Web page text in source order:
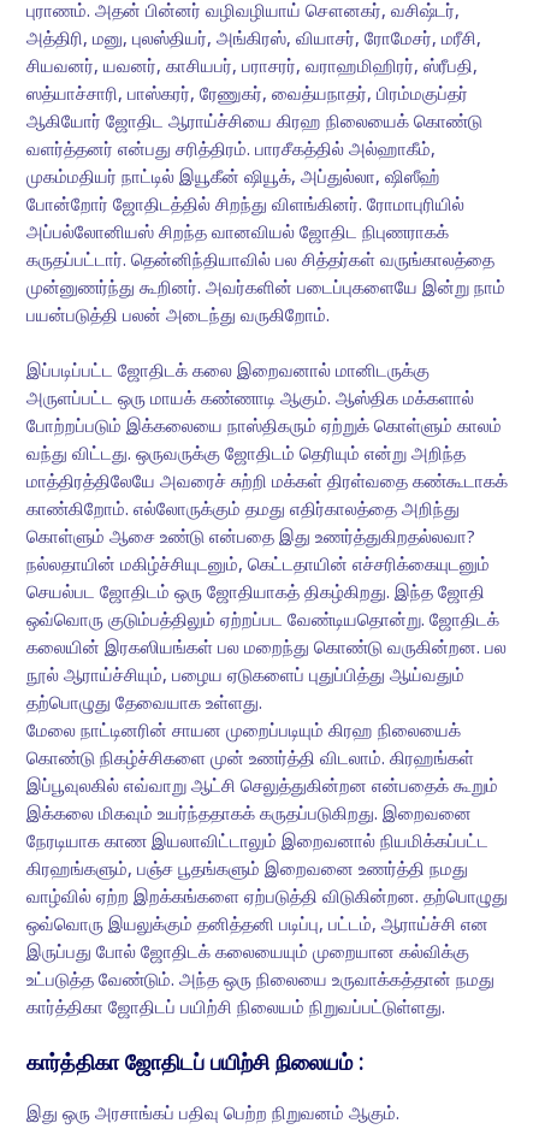
புராணம். அதன் பின்னர் வழிவழியாய் சௌனகர், வசிஷ்டர்,
அத்திரி, மனு, புலஸ்தியர், அங்கிரஸ், வியாசர், ரோமேசர், மரீசி,
சியவனர், யவனர், காசியபர், பராசரர், வராஹமிஹிரர், ஸ்ரீபதி,
ஸத்யாச்சாரி, பாஸ்கரர், ரேணுகர், வைத்யநாதர், பிரம்மகுப்தர்
ஆகியோர் ஜோதிட ஆராய்ச்சியை கிரஹ நிலையைக் கொண்டு
வளர்த்தனர் என்பது சரித்திரம். பாரசீகத்தில் அல்ஹாகீம்,
முகம்மதியர் நாட்டில் இயூகீன் ஷியூக், அப்துல்லா, ஷிஸீஹ்
போன்றோர் ஜோதிடத்தில் சிறந்து விளங்கினர். ரோமாபுரியில்
அப்பல்லோனியஸ் சிறந்த வானவியல் ஜோதிட நிபுணராகக்
கருதப்பட்டார். தென்னிந்தியாவில் பல சித்தர்கள் வருங்காலத்தை
முன்னுணர்ந்து கூறினர். அவர்களின் படைப்புகளையே இன்று நாம்
பயன்படுத்தி பலன் அடைந்து வருகிறோம்.
இப்படிப்பட்ட ஜோதிடக் கலை இறைவனால் மானிடருக்கு
அருளப்பட்ட ஒரு மாயக் கண்ணாடி ஆகும். ஆஸ்திக மக்களால்
போற்றப்படும் இக்கலையை நாஸ்திகரும் ஏற்றுக் கொள்ளும் காலம்
வந்து விட்டது. ஒருவருக்கு ஜோதிடம் தெரியும் என்று அறிந்த
மாத்திரத்திலேயே அவரைச் சுற்றி மக்கள் திரள்வதை கண்கூடாகக்
காண்கிறோம். எல்லோருக்கும் தமது எதிர்காலத்தை அறிந்து
கொள்ளும் ஆசை உண்டு என்பதை இது உணர்த்துகிறதல்லவா?
நல்லதாயின் மகிழ்ச்சியுடனும், கெட்டதாயின் எச்சரிக்கையுடனும்
செயல்பட ஜோதிடம் ஒரு ஜோதியாகத் திகழ்கிறது. இந்த ஜோதி
ஒவ்வொரு குடும்பத்திலும் ஏற்றப்பட வேண்டியதொன்று. ஜோதிடக்
கலையின் இரகஸியங்கள் பல மறைந்து கொண்டு வருகின்றன. பல
நூல் ஆராய்ச்சியும், பழைய ஏடுகளைப் புதுப்பித்து ஆய்வதும்
தற்பொழுது தேவையாக உள்ளது.
மேலை நாட்டினரின் சாயன முறைப்படியும் கிரஹ நிலையைக்
கொண்டு நிகழ்ச்சிகளை முன் உணர்த்தி விடலாம். கிரஹங்கள்
இப்பூவுலகில் எவ்வாறு ஆட்சி செலுத்துகின்றன என்பதைக் கூறும்
இக்கலை மிகவும் உயர்ந்ததாகக் கருதப்படுகிறது. இறைவனை
நேரடியாக காண இயலாவிட்டாலும் இறைவனால் நியமிக்கப்பட்ட
கிரஹங்களும், பஞ்ச பூதங்களும் இறைவனை உணர்த்தி நமது
வாழ்வில் ஏற்ற இறக்கங்களை ஏற்படுத்தி விடுகின்றன. தற்பொழுது
ஒவ்வொரு இயலுக்கும் தனித்தனி படிப்பு, பட்டம், ஆராய்ச்சி என
இருப்பது போல் ஜோதிடக் கலையையும் முறையான கல்விக்கு
உட்படுத்த வேண்டும். அந்த ஒரு நிலையை உருவாக்கத்தான் நமது
கார்த்திகா ஜோதிடப் பயிற்சி நிலையம் நிறுவப்பட்டுள்ளது.
கார்த்திகா ஜோதிடப் பயிற்சி நிலையம் :
இது ஒரு அரசாங்கப் பதிவு பெற்ற நிறுவனம் ஆகும்.